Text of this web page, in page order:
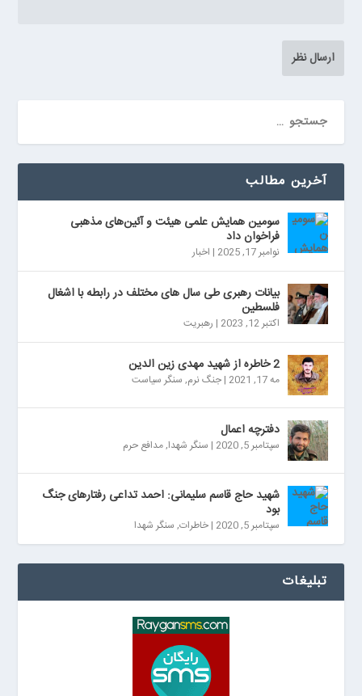
آخرین مطالب
سومین همایش علمی هیئت و آئین‌های مذهبی
فراخوان داد
نوامبر 17, 2025 | اخبار
بیانات رهبری طی سال های مختلف در رابطه با اشغال
فلسطین
اکتبر 12, 2023 | رهبریت
2 خاطره از شهید مهدی زین الدین
مه 17, 2021 |جنگ نرم, سنگر سیاست
دفترچه اعمال
سپتامبر 5, 2020 | سنگر شهدا,مدافع حرم
شهید حاج قاسم سلیمانی: احمد تداعی رفتارهای جنگ
بود
سپتامبر 5, 2020 |خاطرات, سنگر شهدا
تبلیغات